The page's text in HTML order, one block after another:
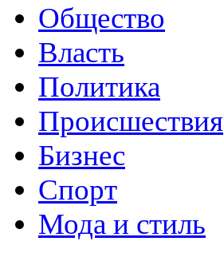
Общество
Власть
Политика
Происшествия
Бизнес
Спорт
Мода и стиль